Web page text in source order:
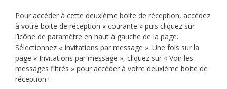
Pour accéder à cette deuxième boite de réception, accédez
à votre boite de réception « courante » puis cliquez sur
l’icône de paramètre en haut à gauche de la page.
Sélectionnez « Invitations par message ». Une fois sur la
page « Invitations par message », cliquez sur « Voir les
messages filtrés » pour accéder à votre deuxième boite de
réception !